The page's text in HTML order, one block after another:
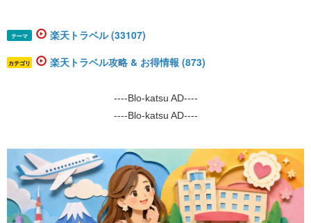
テーマ 楽天トラベル (33107)
カテゴリ 楽天トラベル攻略 & お得情報 (873)
----Blo-katsu AD----
----Blo-katsu AD----